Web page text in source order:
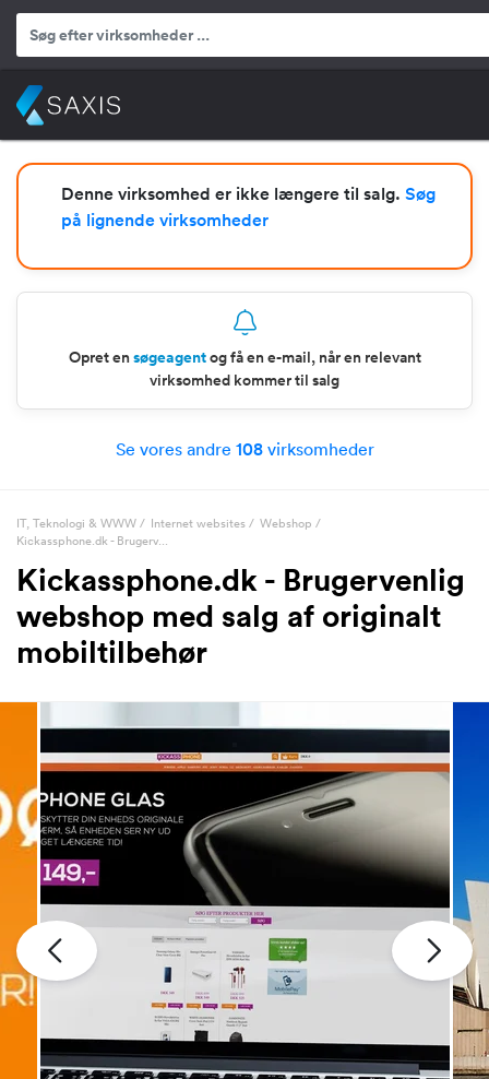
Denne virksomhed er ikke længere til salg. Søg
på lignende virksomheder
Opret en søgeagentog få en e-mail, når en relevant
virksomhed kommer til salg
Se vores andre 108virksomheder
IT, Teknologi & WWW/ Internet websites/ Webshop /
Kickassphone.dk - Brugerv...
Kickassphone.dk - Brugervenlig
webshop med salg af originalt
mobiltilbehør